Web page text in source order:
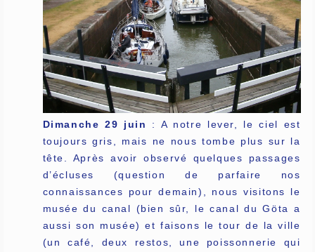
Dimanche 29 juin : A notre lever, le ciel est
toujours gris, mais ne nous tombe plus sur la
tête. Après avoir observé quelques passages
d’écluses (question de parfaire nos
connaissances pour demain), nous visitons le
musée du canal (bien sûr, le canal du Göta a
aussi son musée) et faisons le tour de la ville
(un café, deux restos, une poissonnerie qui